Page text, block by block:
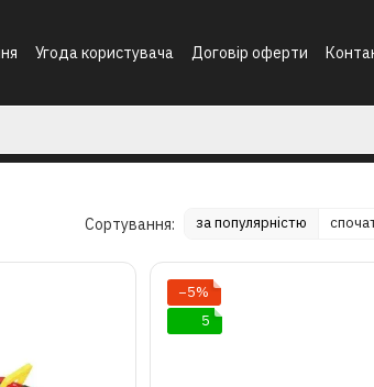
Угода користувача Договір оферти
Сортування: за популярністю
−5%
5